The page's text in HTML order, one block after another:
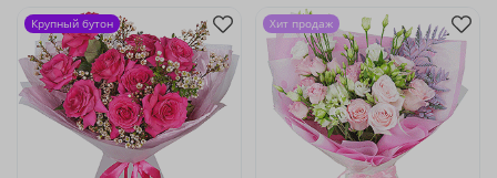
Крупный бутон Хит продаж